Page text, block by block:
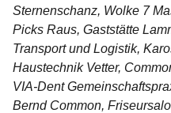
Sternenschanz, Wolke 7
Picks Raus, Gaststätte
Transport und Logistik,
Haustechnik Vetter,
VIA-Dent
Bernd Common,